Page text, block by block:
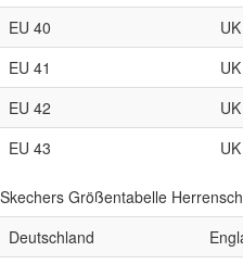
EU 40
EU 41
EU 42
EU 43
Skechers Größentabelle
Deutschland